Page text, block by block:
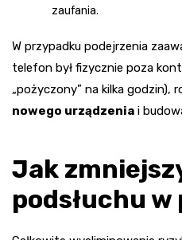
zaufania.
W przypadku podejrzenia
telefon był fizycznie poza
„pożyczony” na kilka godzin),
nowego urządzenia i
Jak
podsłuchu w